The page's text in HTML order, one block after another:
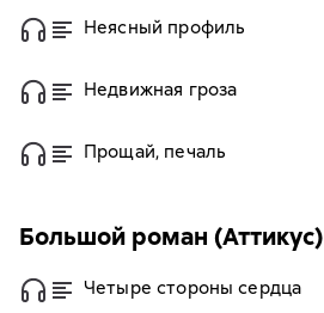
Неясный профиль
Недвижная гроза
Прощай, печаль
Большой роман (Аттикус)
Четыре стороны сердца